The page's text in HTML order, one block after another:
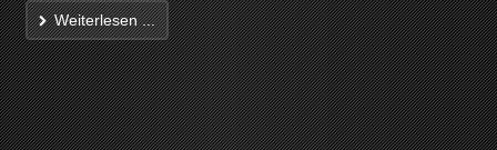
Weiterlesen ...